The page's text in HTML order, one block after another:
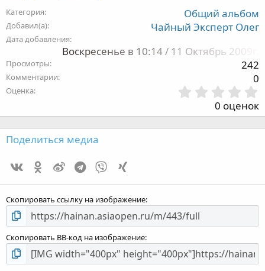
Категория Общий альбом
Добавил(а) Чайный Эксперт Олег
Дата добавления
Воскресенье в 10:14 / 11 Октябрь 2009г.
Просмотры 242
Комментарии 0
Оценка
,
0
0
д
0 оценок
Поделиться медиа
Vk
Ok WeiboTelegram
Viber
Скопировать ссылку на изображение
Скопировать BB-код на изображение